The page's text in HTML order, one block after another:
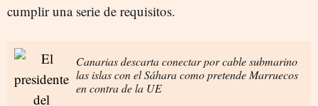
cumplir una serie de requisitos.
Canarias descarta conectar por cable submarino
las islas con el Sáhara como pretende Marruecos
en contra de la UE